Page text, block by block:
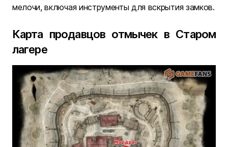
мелочи, включая инструменты для вскрытия замков.
Карта продавцов отмычек в Старом
лагере